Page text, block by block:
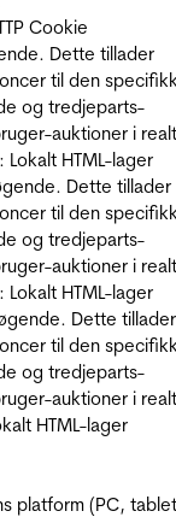
Cookie
Dette tillader
til den
og tredjeparts-
auktioner i
: Lokalt HTML-lager
Dette tillader
til den
og tredjeparts-
auktioner i
: Lokalt HTML-lager
Dette tillader
til den
og tredjeparts-
auktioner i
HTML-lager
platform (PC,